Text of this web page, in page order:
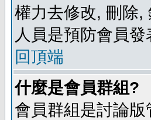
權力去修改, 刪除,
人員是預防會員
回頂端
什麼是會員群組?
會員群組是討論